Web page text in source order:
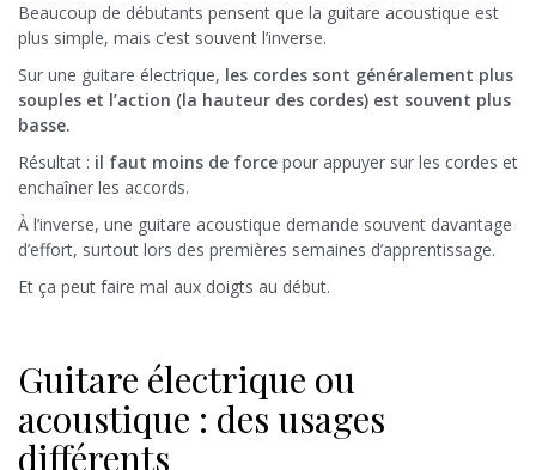
Beaucoup de débutants pensent que la guitare acoustique est
plus simple, mais c’est souvent l’inverse.
Sur une guitare électrique, les cordes sont généralement plus
souples et l’action (la hauteur des cordes) est souvent plus
basse.
Résultat : il faut moins de force pour appuyer sur les cordes et
enchaîner les accords.
À l’inverse, une guitare acoustique demande souvent davantage
d’effort, surtout lors des premières semaines d’apprentissage.
Et ça peut faire mal aux doigts au début.
Guitare électrique ou
acoustique : des usages
différents